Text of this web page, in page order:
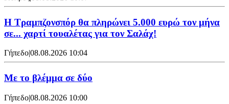
Η Τραμπζονσπόρ θα πληρώνει 5.000 ευρώ τον μήνα
σε... χαρτί τουαλέτας για τον Σαλάχ!
Γήπεδο|08.08.2026 10:04
Με το βλέμμα σε δύο
Γήπεδο|08.08.2026 10:00